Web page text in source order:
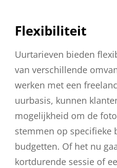
Flexibiliteit
Uurtarieven bieden
van verschillende
werken met een
uurbasis, kunnen
mogelijkheid om de
stemmen op specifieke
budgetten. Of het nu
kortdurende sessie of